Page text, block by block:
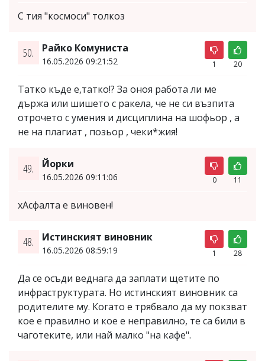
С тия "космоси" толкоз
50. Райко Комуниста
16.05.2026 09:21:52 1 20
Татко къде е,татко!? За оноя работа ли ме
държа или шишето с ракела, че не си възпита
отрочето с умения и дисциплина на шофьор , а
не на плагиат , позьор , чеки*жия!
49. Йорки
16.05.2026 09:11:06 0 11
хАсфалта е виновен!
48. Истинският виновник
16.05.2026 08:59:19 1 28
Да се осъди веднага да заплати щетите по
инфраструктурата. Но истинският виновник са
родителите му. Когато е трябвало да му покзват
кое е правилно и кое е неправилно, те са били в
чаготеките, или най малко "на кафе".